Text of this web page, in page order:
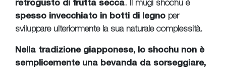
retrogusto di frutta secca. Il mugi shochu è
spesso invecchiato in botti di legno per
sviluppare ulteriormente la sua naturale complessità.
Nella tradizione giapponese, lo shochu non è
semplicemente una bevanda da sorseggiare,